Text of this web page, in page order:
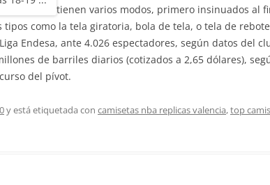
tienen varios modos, primero insinuados al
como la tela giratoria, bola de tela, o tela de
Endesa, ante 4.026 espectadores, según datos del
de barriles diarios (cotizados a 2,65 dólares),
del pívot.
y está etiquetada con camisetas nba replicas valencia,top